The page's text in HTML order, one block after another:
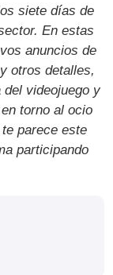
siete días de
En estas
anuncios de
otros detalles,
videojuego y
torno al ocio
parece este
participando